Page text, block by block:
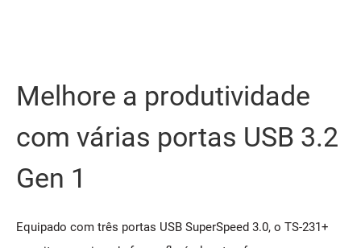
Melhore a produtividade
com várias portas USB 3.2
Gen 1
Equipado com três portas USB SuperSpeed 3.0, o TS-231+